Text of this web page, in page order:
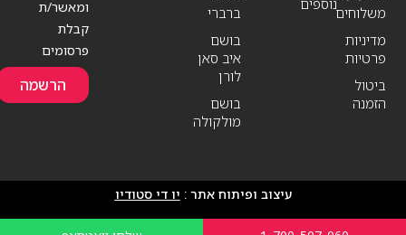
משלוחים
מדיניות
פרטיות
ביטול
הזמנה
נוספים
ברברי
בושם
איב סאן
לורן
בושם
מולקולה
ומאשר/ת
קבלת
פרסומים
הרשמה
עיצוב ופיתוח אתר : יו די סטודיו